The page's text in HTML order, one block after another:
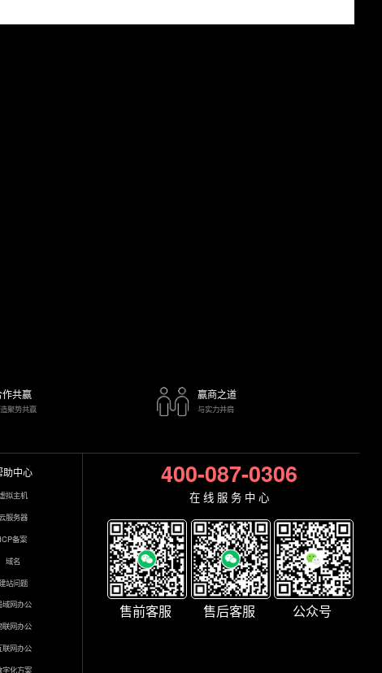
作共赢
聚势共赢
赢商之道
与实力并肩
助中心
拟主机
服务器
ICP备案
域名
站问题
域网办公
联网办公
联网办公
字化方案
400-087-0306
在 线 服 务 中 心
售前客服 售后客服 公众号